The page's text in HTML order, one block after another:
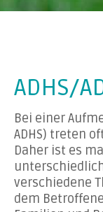
ADHS/
Bei einer
ADHS) treten
Daher ist es
verschiedene
dem